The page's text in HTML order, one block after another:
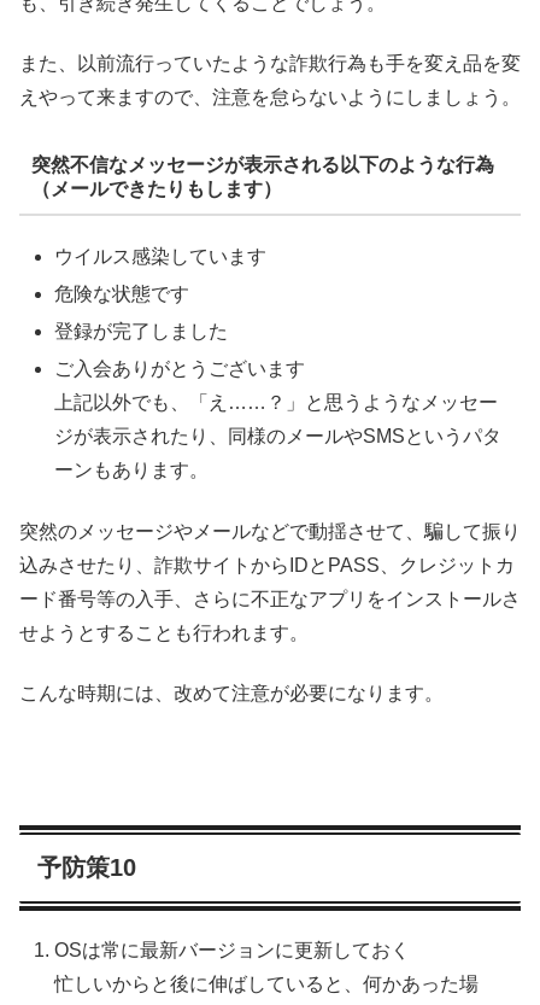
また、以前流行っていたような詐欺行為も手を変え品を変
えやって来ますので、注意を怠らないようにしましょう。
突然不信なメッセージが表示される以下のような行為
（メールできたりもします）
ウイルス感染しています
危険な状態です
登録が完了しました
ご入会ありがとうございます
上記以外でも、「え……？」と思うようなメッセー
ジが表示されたり、同様のメールやSMSというパタ
ーンもあります。
突然のメッセージやメールなどで動揺させて、騙して振り
込みさせたり、詐欺サイトからIDとPASS、クレジットカ
ード番号等の入手、さらに不正なアプリをインストールさ
せようとすることも行われます。
こんな時期には、改めて注意が必要になります。
予防策10
OSは常に最新バージョンに更新しておく
忙しいからと後に伸ばしていると、何かあった場